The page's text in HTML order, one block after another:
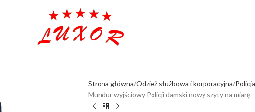
Strona główna Odzież służbowa i korporacyjna Policja
Mundur wyjściowy Policji damski nowy szyty na miarę